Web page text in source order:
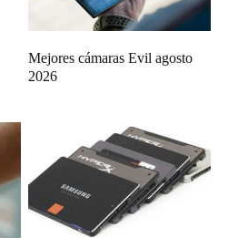
Mejores cámaras Evil agosto
2026